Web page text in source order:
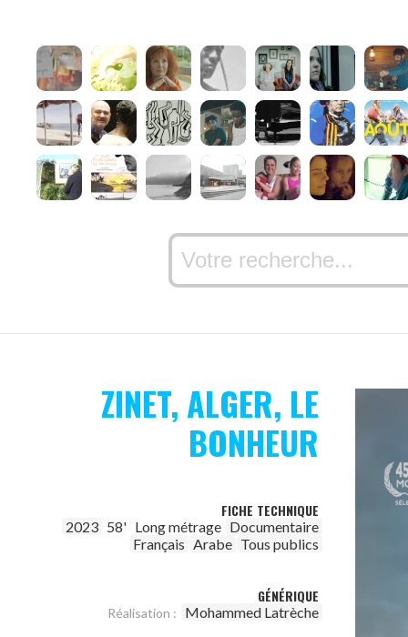
ZINET, ALGER, LE
BONHEUR
FICHE TECHNIQUE
2023 58' Long métrage Documentaire
Français Arabe Tous publics
GÉNÉRIQUE
Réalisation : Mohammed Latrèche